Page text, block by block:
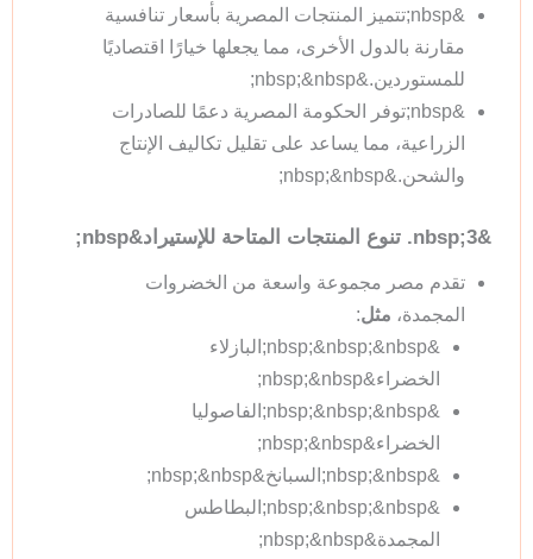
&nbsp;تتميز المنتجات المصرية بأسعار تنافسية
مقارنة بالدول الأخرى، مما يجعلها خيارًا اقتصاديًا
للمستوردين.&nbsp;&nbsp;
&nbsp;توفر الحكومة المصرية دعمًا للصادرات
الزراعية، مما يساعد على تقليل تكاليف الإنتاج
والشحن.&nbsp;&nbsp;
&nbsp;3. تنوع المنتجات المتاحة للإستيراد&nbsp;
تقدم مصر مجموعة واسعة من الخضروات
المجمدة، مثل:
&nbsp;&nbsp;&nbsp;البازلاء
الخضراء&nbsp;&nbsp;
&nbsp;&nbsp;&nbsp;الفاصوليا
الخضراء&nbsp;&nbsp;
&nbsp;&nbsp;السبانخ&nbsp;&nbsp;
&nbsp;&nbsp;&nbsp;البطاطس
المجمدة&nbsp;&nbsp;